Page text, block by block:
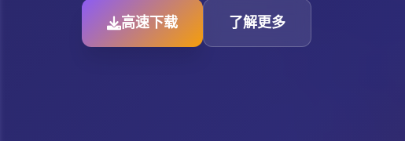
高速下载 了解更多